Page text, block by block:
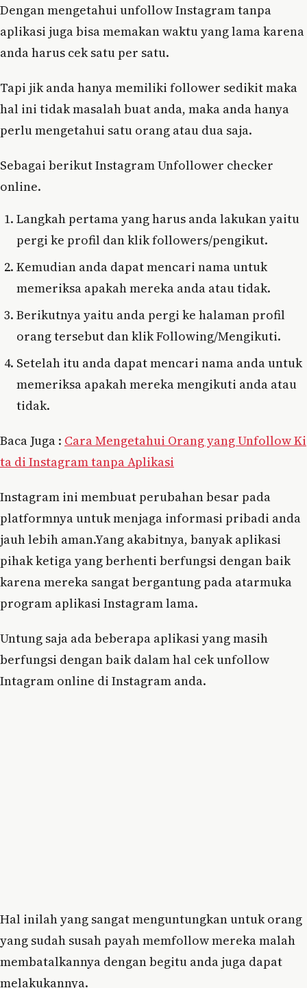
Dengan mengetahui unfollow Instagram tanpa
aplikasi juga bisa memakan waktu yang lama karena
anda harus cek satu per satu.
Tapi jik anda hanya memiliki follower sedikit maka
hal ini tidak masalah buat anda, maka anda hanya
perlu mengetahui satu orang atau dua saja.
Sebagai berikut Instagram Unfollower checker
online.
Langkah pertama yang harus anda lakukan yaitu
pergi ke profil dan klik followers/pengikut.
Kemudian anda dapat mencari nama untuk
memeriksa apakah mereka anda atau tidak.
Berikutnya yaitu anda pergi ke halaman profil
orang tersebut dan klik Following/Mengikuti.
Setelah itu anda dapat mencari nama anda untuk
memeriksa apakah mereka mengikuti anda atau
tidak.
Baca Juga : Cara Mengetahui Orang yang Unfollow Ki
ta di Instagram tanpa Aplikasi
Instagram ini membuat perubahan besar pada
platformnya untuk menjaga informasi pribadi anda
jauh lebih aman.Yang akabitnya, banyak aplikasi
pihak ketiga yang berhenti berfungsi dengan baik
karena mereka sangat bergantung pada atarmuka
program aplikasi Instagram lama.
Untung saja ada beberapa aplikasi yang masih
berfungsi dengan baik dalam hal cek unfollow
Intagram online di Instagram anda.
Hal inilah yang sangat menguntungkan untuk orang
yang sudah susah payah memfollow mereka malah
membatalkannya dengan begitu anda juga dapat
melakukannya.